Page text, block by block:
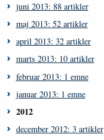
juni 2013: 88 artikler
maj 2013: 52 artikler
april 2013: 32 artikler
marts 2013: 10 artikler
februar 2013: 1 emne
januar 2013: 1 emne
2012
december 2012: 3 artikler